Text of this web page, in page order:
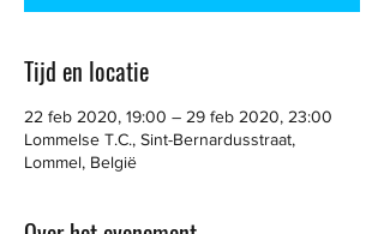
Tijd en locatie
22 feb 2020, 19:00 – 29 feb 2020, 23:00
Lommelse T.C., Sint-Bernardusstraat,
Lommel, België